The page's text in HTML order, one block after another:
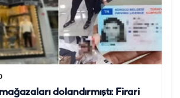
dolandırmıştı: Firari